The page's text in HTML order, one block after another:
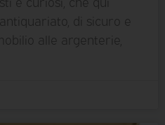
di sicuro e
alle argenterie,